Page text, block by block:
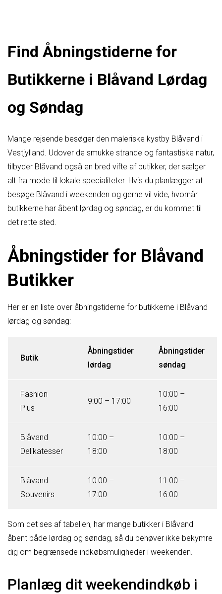
Find Åbningstiderne for
Butikkerne i Blåvand Lørdag
og Søndag
Mange rejsende besøger den maleriske kystby Blåvand i
Vestjylland. Udover de smukke strande og fantastiske natur,
tilbyder Blåvand også en bred vifte af butikker, der sælger
alt fra mode til lokale specialiteter. Hvis du planlægger at
besøge Blåvand i weekenden og gerne vil vide, hvornår
butikkerne har åbent lørdag og søndag, er du kommet til
det rette sted.
Åbningstider for Blåvand
Butikker
Her er en liste over åbningstiderne for butikkerne i Blåvand
lørdag og søndag:
Butik
Åbningstider
lørdag
Åbningstider
søndag
Fashion
Plus
9:00 – 17:00
10:00 –
16:00
Blåvand
Delikatesser
10:00 –
18:00
10:00 –
18:00
Blåvand
Souvenirs
10:00 –
17:00
11:00 –
16:00
Som det ses af tabellen, har mange butikker i Blåvand
åbent både lørdag og søndag, så du behøver ikke bekymre
dig om begrænsede indkøbsmuligheder i weekenden.
Planlæg dit weekendindkøb i